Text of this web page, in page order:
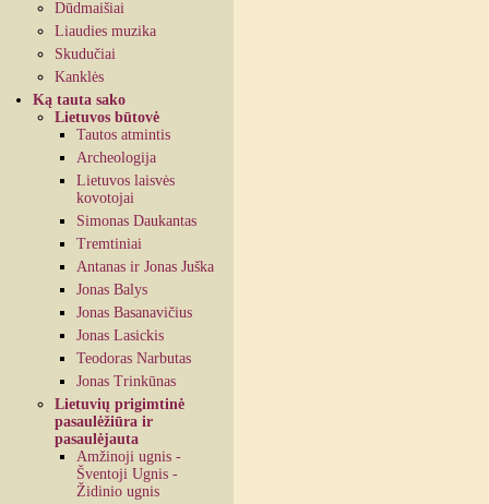
Dūdmaišiai
Liaudies muzika
Skudučiai
Kanklės
Ką tauta sako
Lietuvos būtovė
Tautos atmintis
Archeologija
Lietuvos laisvės
kovotojai
Simonas Daukantas
Tremtiniai
Antanas ir Jonas Juška
Jonas Balys
Jonas Basanavičius
Jonas Lasickis
Teodoras Narbutas
Jonas Trinkūnas
Lietuvių prigimtinė
pasaulėžiūra ir
pasaulėjauta
Amžinoji ugnis -
Šventoji Ugnis -
Židinio ugnis